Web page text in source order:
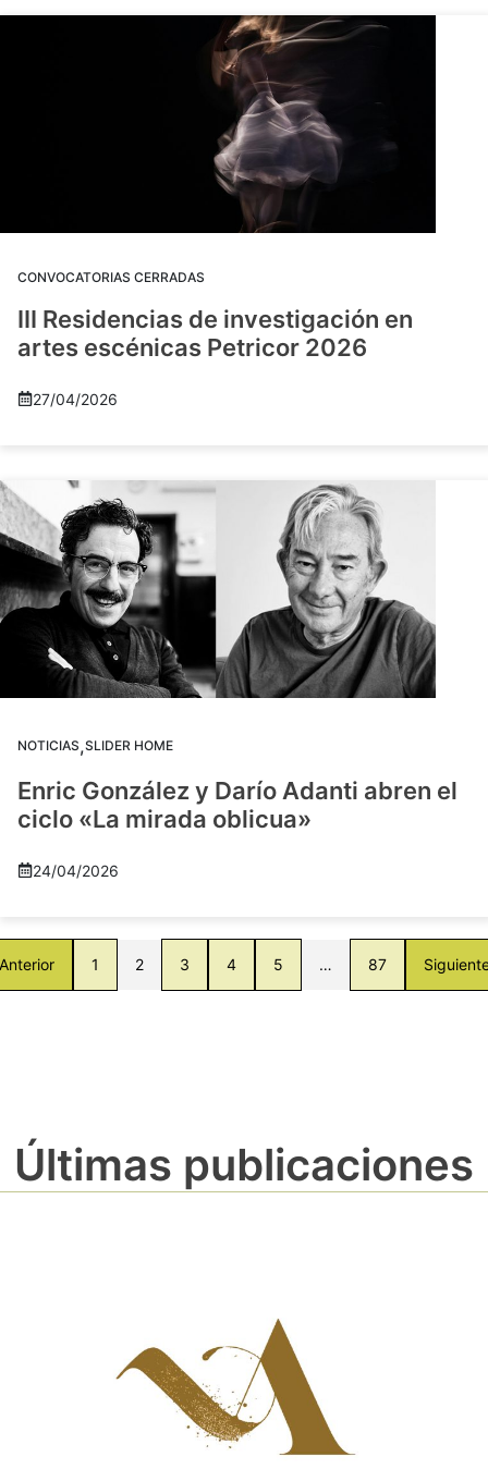
CONVOCATORIAS CERRADAS
III Residencias de investigación en
artes escénicas Petricor 2026
27/04/2026
NOTICIAS,SLIDER HOME
Enric González y Darío Adanti abren el
ciclo «La mirada oblicua»
24/04/2026
1 2 3 4 5 … 87
Últimas publicaciones